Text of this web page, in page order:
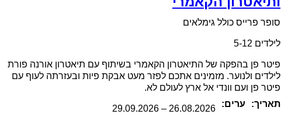
תאריך: ערים:
סופר פרייס כולל גימלאים
לילדים 5-12
פיטר פן בהפקה של התיאטרון הקאמרי בשיתוף עם תיאטרון אורנה פורת
לילדים ולנוער. מזמינים אתכם לפזר מעט אבקת פיות ובעזרתה לעוף עם
פיטר פן ועם וונדי אל ארץ לעולם לא.
26.08.2026
–
29.09.2026